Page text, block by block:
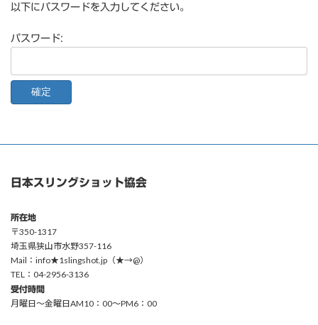
以下にパスワードを入力してください。
パスワード:
日本スリングショット協会
所在地
〒350-1317
埼玉県狭山市水野357-116
Mail：info★1slingshot.jp（★→@）
TEL：04-2956-3136
受付時間
月曜日〜金曜日AM10：00〜PM6：00